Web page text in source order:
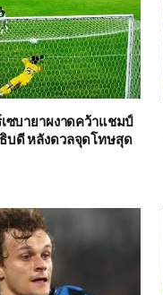
ซบายาผงาดคว้าแชมป์
บดี หลังดวลจุดโทษสุด